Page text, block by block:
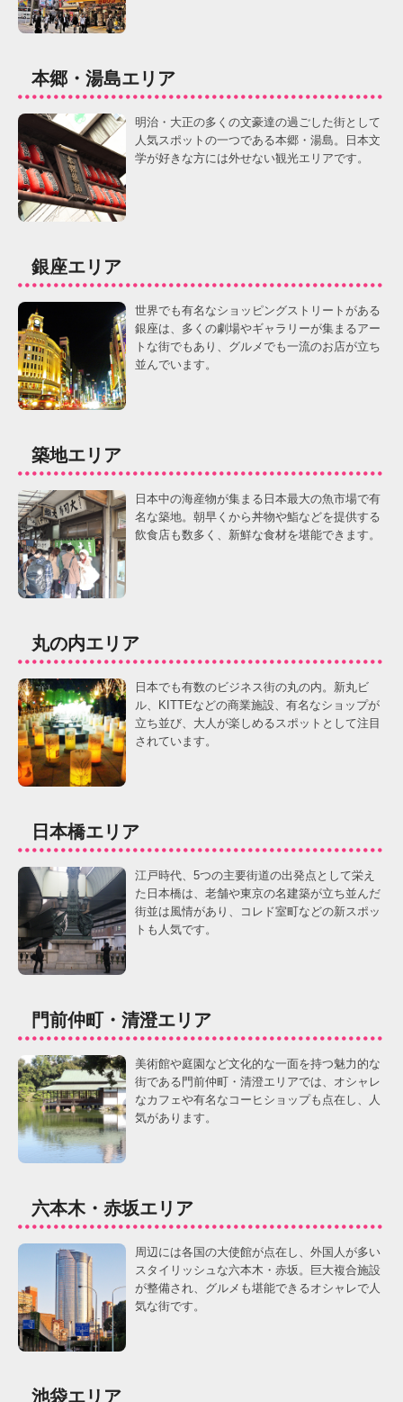
本郷・湯島エリア
明治・大正の多くの文豪達の過ごした街として
人気スポットの一つである本郷・湯島。日本文
学が好きな方には外せない観光エリアです。
銀座エリア
世界でも有名なショッピングストリートがある
銀座は、多くの劇場やギャラリーが集まるアー
トな街でもあり、グルメでも一流のお店が立ち
並んでいます。
築地エリア
日本中の海産物が集まる日本最大の魚市場で有
名な築地。朝早くから丼物や鮨などを提供する
飲食店も数多く、新鮮な食材を堪能できます。
丸の内エリア
日本でも有数のビジネス街の丸の内。新丸ビ
ル、KITTEなどの商業施設、有名なショップが
立ち並び、大人が楽しめるスポットとして注目
されています。
日本橋エリア
江戸時代、5つの主要街道の出発点として栄え
た日本橋は、老舗や東京の名建築が立ち並んだ
街並は風情があり、コレド室町などの新スポッ
トも人気です。
門前仲町・清澄エリア
美術館や庭園など文化的な一面を持つ魅力的な
街である門前仲町・清澄エリアでは、オシャレ
なカフェや有名なコーヒショップも点在し、人
気があります。
六本木・赤坂エリア
周辺には各国の大使館が点在し、外国人が多い
スタイリッシュな六本木・赤坂。巨大複合施設
が整備され、グルメも堪能できるオシャレで人
気な街です。
池袋エリア